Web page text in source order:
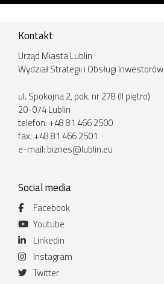
Kontakt
Urząd Miasta Lublin
Wydział Strategii i Obsługi Inwestorów
ul. Spokojna 2, pok. nr 278 (II piętro)
20-074 Lublin
telefon: +48 81 466 2500
fax: +48 81 466 2501
e-mail: biznes@lublin.eu
Social media
Facebook
Youtube
Linkedin
Instagram
Twitter